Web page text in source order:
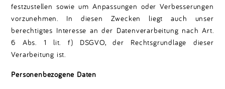
festzustellen sowie um Anpassungen oder Verbesserungen
vorzunehmen. In diesen Zwecken liegt auch unser
berechtigtes Interesse an der Datenverarbeitung nach Art.
6 Abs. 1 lit. f) DSGVO, der Rechtsgrundlage dieser
Verarbeitung ist.
Personenbezogene Daten